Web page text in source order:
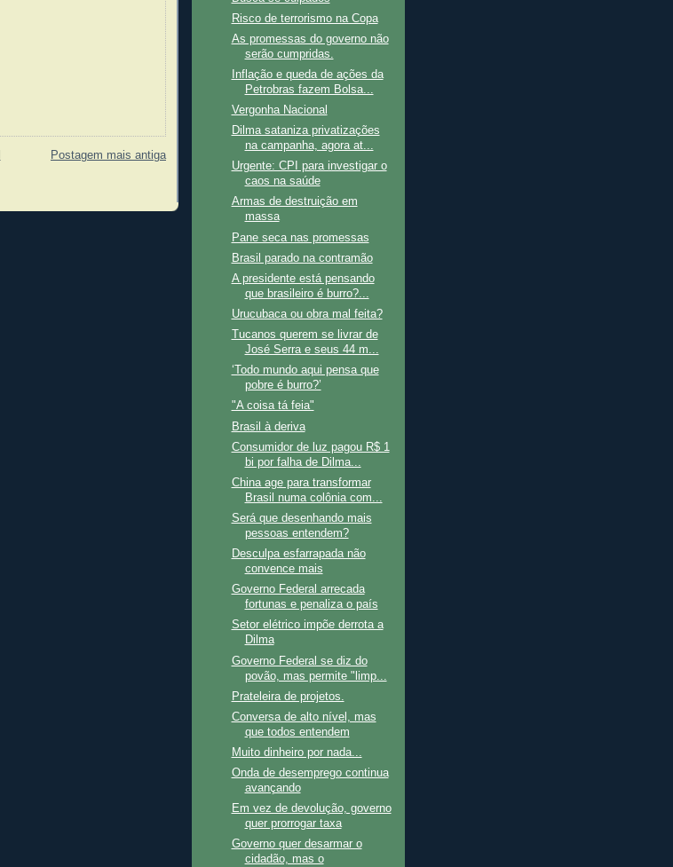
Postagem mais antiga
Risco de terrorismo na Copa
As promessas do governo não
serão cumpridas.
Inflação e queda de ações da
Petrobras fazem Bolsa...
Vergonha Nacional
Dilma sataniza privatizações
na campanha, agora at...
Urgente: CPI para investigar o
caos na saúde
Armas de destruição em
massa
Pane seca nas promessas
Brasil parado na contramão
A presidente está pensando
que brasileiro é burro?...
Urucubaca ou obra mal feita?
Tucanos querem se livrar de
José Serra e seus 44 m...
‘Todo mundo aqui pensa que
pobre é burro?’
"A coisa tá feia"
Brasil à deriva
Consumidor de luz pagou R$ 1
bi por falha de Dilma...
China age para transformar
Brasil numa colônia com...
Será que desenhando mais
pessoas entendem?
Desculpa esfarrapada não
convence mais
Governo Federal arrecada
fortunas e penaliza o país
Setor elétrico impõe derrota a
Dilma
Governo Federal se diz do
povão, mas permite "limp...
Prateleira de projetos.
Conversa de alto nível, mas
que todos entendem
Muito dinheiro por nada...
Onda de desemprego continua
avançando
Em vez de devolução, governo
quer prorrogar taxa
Governo quer desarmar o
cidadão, mas o